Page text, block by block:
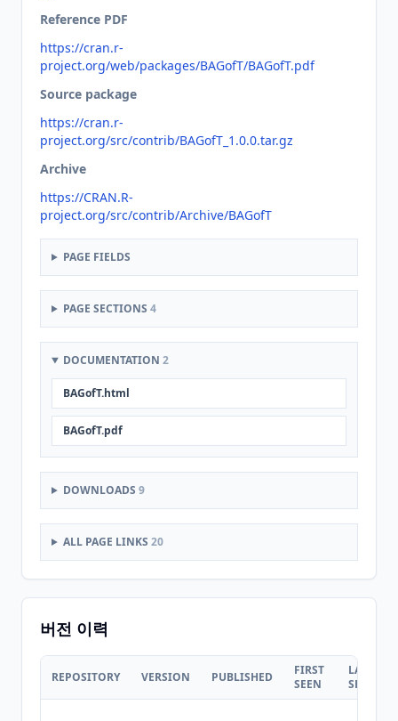
Reference PDF
https://cran.r-
project.org/web/packages/BAGofT/BAGofT.pdf
Source package
https://cran.r-
project.org/src/contrib/BAGofT_1.0.0.tar.gz
Archive
https://CRAN.R-
project.org/src/contrib/Archive/BAGofT
PAGE FIELDS
PAGE SECTIONS 4
DOCUMENTATION 2
BAGofT.html
BAGofT.pdf
DOWNLOADS 9
ALL PAGE LINKS 20
버전 이력
REPOSITORY VERSION PUBLISHED
FIRST
SEEN
LAST
SEEN